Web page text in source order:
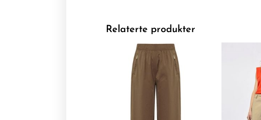
Relaterte produkter